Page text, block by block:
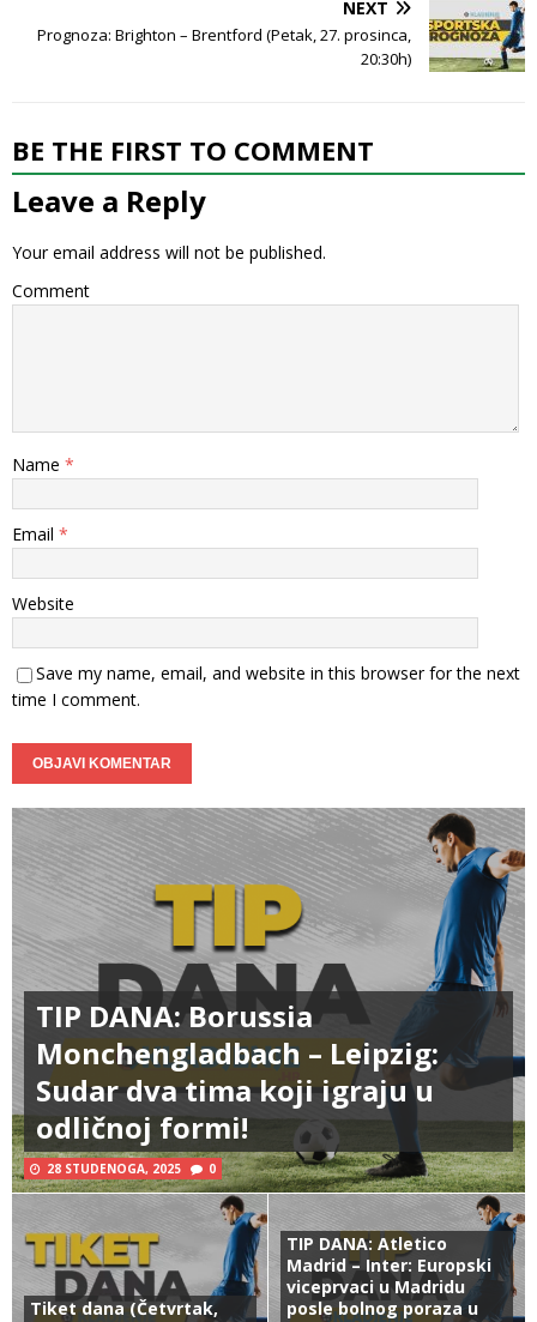
NEXT
Prognoza: Brighton – Brentford (Petak, 27. prosinca,
20:30h)
BE THE FIRST TO COMMENT
Leave a Reply
Your email address will not be published.
Comment
Name *
Email *
Website
Save my name, email, and website in this browser for the next
time I comment.
TIP DANA: Borussia
Monchengladbach – Leipzig:
Sudar dva tima koji igraju u
odličnoj formi!
28 STUDENOGA, 2025 0
Tiket dana (Četvrtak,
TIP DANA: Atletico
Madrid – Inter: Europski
viceprvaci u Madridu
posle bolnog poraza u